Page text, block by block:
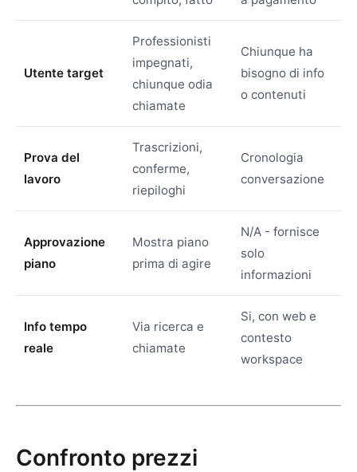
Utente target
Professionisti
impegnati,
chiunque odia
chiamate
Chiunque ha
bisogno di info
o contenuti
Prova del
lavoro
Trascrizioni,
conferme,
riepiloghi
Cronologia
conversazione
Approvazione
piano
Mostra piano
prima di agire
N/A - fornisce
solo
informazioni
Info tempo
reale
Via ricerca e
chiamate
Si, con web e
contesto
workspace
Confronto prezzi